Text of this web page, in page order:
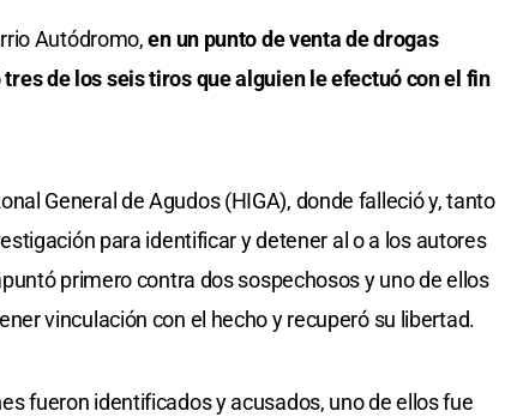
Autódromo,en un punto de venta de drogas
de los seis tiros que alguien le efectuó con el fin
General de Agudos (HIGA), donde falleció y, tanto
para identificar y detener al o a los autores
primero contra dos sospechosos y uno de ellos
vinculación con el hecho y recuperó su libertad.
fueron identificados y acusados, uno de ellos fue